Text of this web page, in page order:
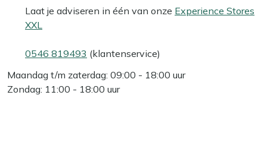
Laat je adviseren in één van onze Experience Stores
XXL
0546 819493 (klantenservice)
Maandag t/m zaterdag: 09:00 - 18:00 uur
Zondag: 11:00 - 18:00 uur